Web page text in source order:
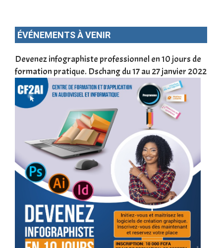
ÉVÉNEMENTS À VENIR
Devenez infographiste professionnel en 10 jours de
formation pratique. Dschang du 17 au 27 janvier 2022